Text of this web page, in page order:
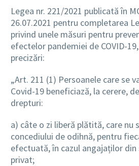
Legea nr. 221/2021 publicată în
26.07.2021 pentru completarea
privind unele măsuri pentru
efectelor pandemiei de COVID-
precizări:
„Art. 211 (1) Persoanele care se
Covid-19 beneficiază, la cerere,
drepturi:
a) câte o zi liberă plătită, care nu
concediului de odihnă, pentru
efectuată, în cazul angajaților
privat;